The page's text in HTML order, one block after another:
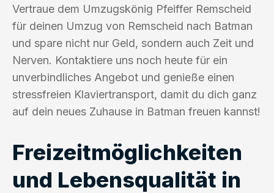
Vertraue dem Umzugskönig Pfeiffer Remscheid
für deinen Umzug von Remscheid nach Batman
und spare nicht nur Geld, sondern auch Zeit und
Nerven. Kontaktiere uns noch heute für ein
unverbindliches Angebot und genieße einen
stressfreien Klaviertransport, damit du dich ganz
auf dein neues Zuhause in Batman freuen kannst!
Freizeitmöglichkeiten
und Lebensqualität in